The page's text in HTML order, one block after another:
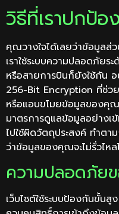
วิธีที่เราปกป้
คุณวางใจได้เลยว่าข้อมูล
เราใช้ระบบความปลอดภัย
หรือสายการบินก็ยังใช้กัน อ
256-Bit Encryption ที่ช่ว
หรือแอบขโมยข้อมูลของคุณ
มาตรการดูแลข้อมูลอย่างเ
ไปใช้ผิดวัตถุประสงค์ ทำตา
ว่าข้อมูลของคุณจะไม่รั่วไหล
ความปลอดภัย
เว็บไซต์ใช้ระบบป้องกันขั้นสู